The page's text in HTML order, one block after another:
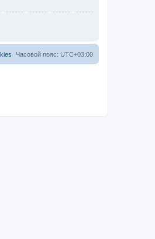
Часовой пояс: UTC+03:00